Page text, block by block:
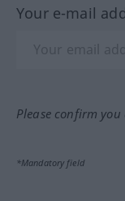
Your e-mail
Please confirm
*Mandatory field